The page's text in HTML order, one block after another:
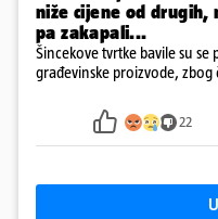
niže cijene od drugih,
pa zakapali...
Šincekove tvrtke bavile su
građevinske proizvode,
22